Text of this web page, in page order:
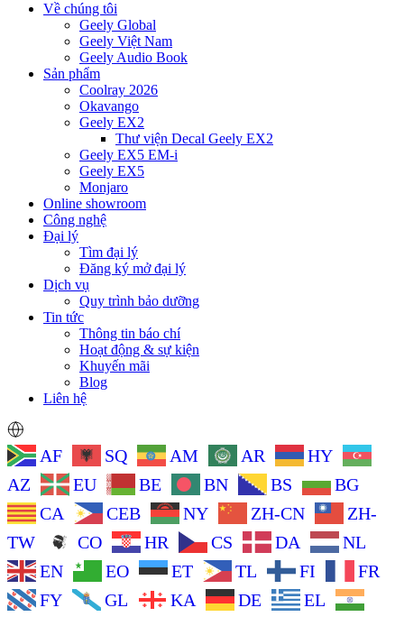
Về chúng tôi
Geely Global
Geely Việt Nam
Geely Audio Book
Sản phẩm
Coolray 2026
Okavango
Geely EX2
Thư viện Decal Geely EX2
Geely EX5 EM-i
Geely EX5
Monjaro
Online showroom
Công nghệ
Đại lý
Tìm đại lý
Đăng ký mở đại lý
Dịch vụ
Quy trình bảo dưỡng
Tin tức
Thông tin báo chí
Hoạt động & sự kiện
Khuyến mãi
Blog
Liên hệ
AF SQ AM AR
HY
AZ
EU BE BN BS
BG
CA
CEB NY ZH-CN
ZH-
TW
CO HR CS DA
NL
EN
EO ET TL FI
FR
FY
GL KA DE
EL